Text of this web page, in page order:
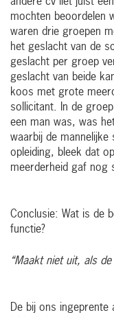
mochten beoordelen
waren drie groepen
het geslacht van de
geslacht per groep
geslacht van beide
koos met grote
sollicitant. In de
een man was, was
waarbij de
opleiding, bleek dat
meerderheid gaf nog
Conclusie: Wat is de
functie?
“Maakt niet uit, als
De bij ons ingeprente